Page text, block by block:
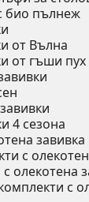
био пълнеж
от Вълна
от гъши пух
4 сезона
завивка
с
олекотена
с